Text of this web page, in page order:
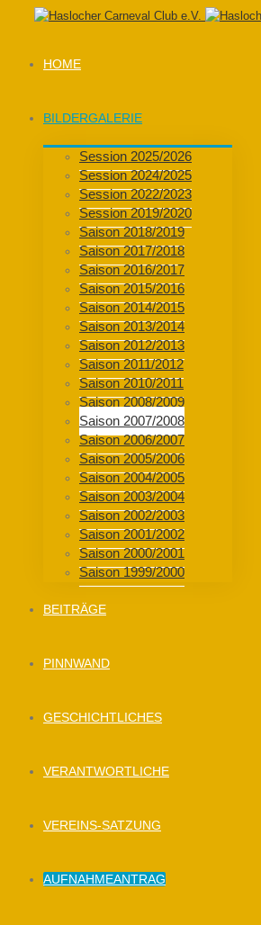
HOME
BILDERGALERIE
Session 2025/2026
Session 2024/2025
Session 2022/2023
Session 2019/2020
Saison 2018/2019
Saison 2017/2018
Saison 2016/2017
Saison 2015/2016
Saison 2014/2015
Saison 2013/2014
Saison 2012/2013
Saison 2011/2012
Saison 2010/2011
Saison 2008/2009
Saison 2007/2008
Saison 2006/2007
Saison 2005/2006
Saison 2004/2005
Saison 2003/2004
Saison 2002/2003
Saison 2001/2002
Saison 2000/2001
Saison 1999/2000
BEITRÄGE
PINNWAND
GESCHICHTLICHES
VERANTWORTLICHE
VEREINS-SATZUNG
AUFNAHMEANTRAG